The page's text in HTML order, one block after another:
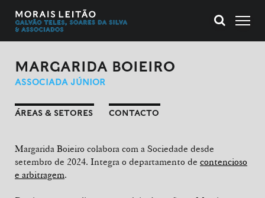
MARGARIDA BOIEIRO
ASSOCIADA JÚNIOR
ÁREAS & SETORES CONTACTO
Margarida Boieiro colabora com a Sociedade desde
setembro de 2024. Integra o departamento de contencioso
e arbitragem.